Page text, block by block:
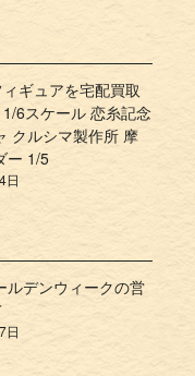
ギュアを宅配買取
1/6スケール 恋糸記念
クルシマ製作所 摩
ー 1/5
日
ルデンウィークの営
日